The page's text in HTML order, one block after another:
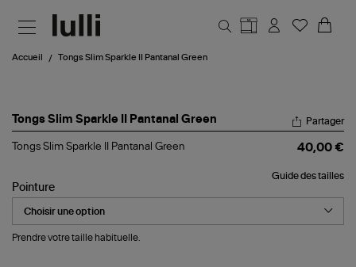
Accueil Tongs Slim Sparkle II Pantanal Green
Tongs Slim Sparkle II Pantanal Green Partager
Tongs Slim Sparkle II Pantanal Green 40,00 €
Guide des tailles
Pointure
Prendre votre taille habituelle.